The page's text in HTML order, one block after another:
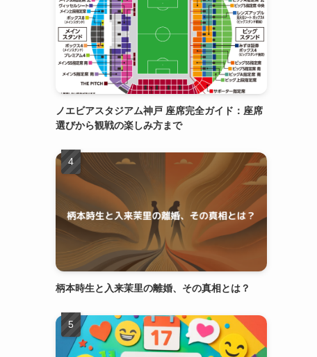
ノエビアスタジアム神戸 座席完全ガイド：座席
選びから観戦の楽しみ方まで
柄本時生と入来茉里の離婚、その真相とは？